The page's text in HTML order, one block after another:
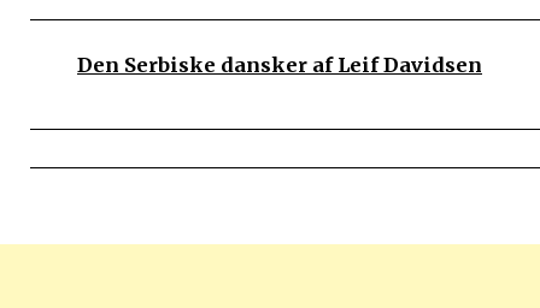
Den Serbiske dansker af Leif Davidsen